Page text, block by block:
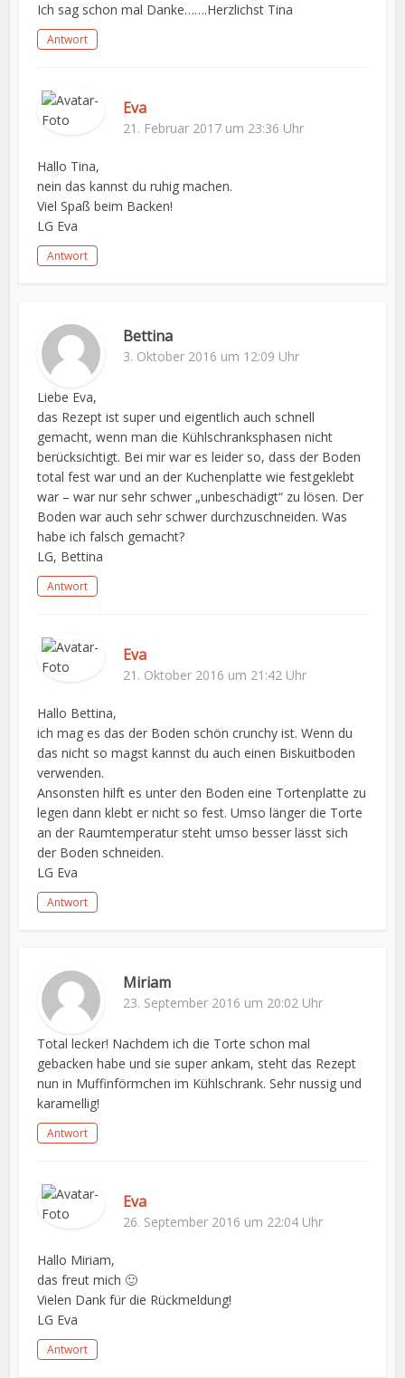
Ich sag schon mal Danke…….Herzlichst Tina
Antwort
Eva
21. Februar 2017 um 23:36 Uhr
Hallo Tina,
nein das kannst du ruhig machen.
Viel Spaß beim Backen!
LG Eva
Antwort
Bettina
3. Oktober 2016 um 12:09 Uhr
Liebe Eva,
das Rezept ist super und eigentlich auch schnell
gemacht, wenn man die Kühlschranksphasen nicht
berücksichtigt. Bei mir war es leider so, dass der Boden
total fest war und an der Kuchenplatte wie festgeklebt
war – war nur sehr schwer „unbeschädigt“ zu lösen. Der
Boden war auch sehr schwer durchzuschneiden. Was
habe ich falsch gemacht?
LG, Bettina
Antwort
Eva
21. Oktober 2016 um 21:42 Uhr
Hallo Bettina,
ich mag es das der Boden schön crunchy ist. Wenn du
das nicht so magst kannst du auch einen Biskuitboden
verwenden.
Ansonsten hilft es unter den Boden eine Tortenplatte zu
legen dann klebt er nicht so fest. Umso länger die Torte
an der Raumtemperatur steht umso besser lässt sich
der Boden schneiden.
LG Eva
Antwort
Miriam
23. September 2016 um 20:02 Uhr
Total lecker! Nachdem ich die Torte schon mal
gebacken habe und sie super ankam, steht das Rezept
nun in Muffinförmchen im Kühlschrank. Sehr nussig und
karamellig!
Antwort
Eva
26. September 2016 um 22:04 Uhr
Hallo Miriam,
das freut mich 🙂
Vielen Dank für die Rückmeldung!
LG Eva
Antwort